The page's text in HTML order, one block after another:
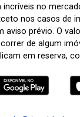
no
nos casos de
prévio. O
de algum
em reserva,